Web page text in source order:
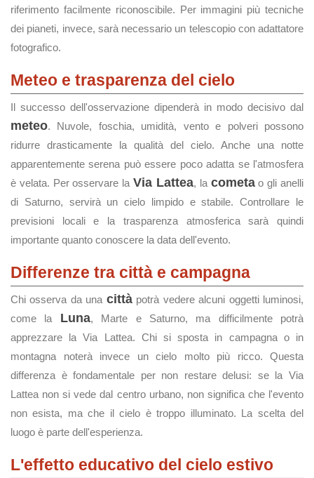
riferimento facilmente riconoscibile. Per immagini più tecniche
dei pianeti, invece, sarà necessario un telescopio con adattatore
fotografico.
Meteo e trasparenza del cielo
Il successo dell'osservazione dipenderà in modo decisivo dal
meteo. Nuvole, foschia, umidità, vento e polveri possono
ridurre drasticamente la qualità del cielo. Anche una notte
apparentemente serena può essere poco adatta se l'atmosfera
è velata. Per osservare laVia Lattea, la cometao gli anelli
di Saturno, servirà un cielo limpido e stabile. Controllare le
previsioni locali e la trasparenza atmosferica sarà quindi
importante quanto conoscere la data dell'evento.
Differenze tra città e campagna
Chi osserva da una cittàpotrà vedere alcuni oggetti luminosi,
come la Luna, Marte e Saturno, ma difficilmente potrà
apprezzare la Via Lattea. Chi si sposta in campagna o in
montagna noterà invece un cielo molto più ricco. Questa
differenza è fondamentale per non restare delusi: se la Via
Lattea non si vede dal centro urbano, non significa che l'evento
non esista, ma che il cielo è troppo illuminato. La scelta del
luogo è parte dell'esperienza.
L'effetto educativo del cielo estivo